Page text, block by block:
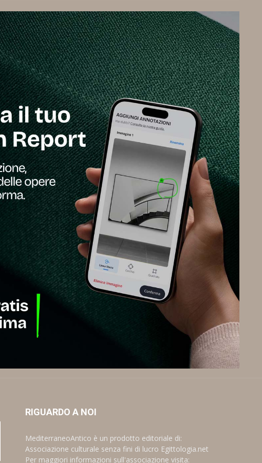
RIGUARDO A NOI
MediterraneoAntico è un prodotto editoriale di:
Associazione culturale senza fini di lucro Egittologia.net
Per maggiori informazioni sull'associazione visita: